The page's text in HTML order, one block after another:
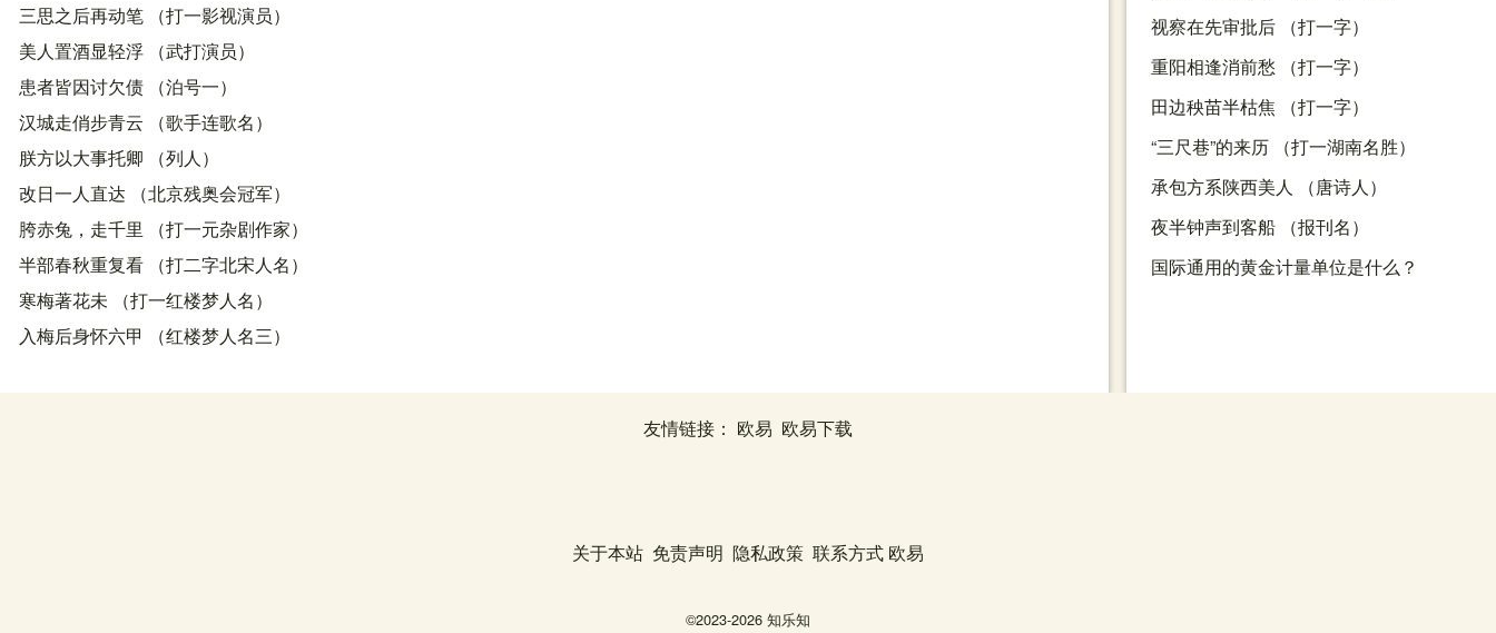
三思之后再动笔 （打一影视演员）
美人置酒显轻浮 （武打演员）
患者皆因讨欠债 （泊号一）
汉城走俏步青云 （歌手连歌名）
朕方以大事托卿 （列人）
改日一人直达 （北京残奥会冠军）
胯赤兔，走千里 （打一元杂剧作家）
半部春秋重复看 （打二字北宋人名）
寒梅著花未 （打一红楼梦人名）
入梅后身怀六甲 （红楼梦人名三）
视察在先审批后 （打一字）
重阳相逢消前愁 （打一字）
田边秧苗半枯焦 （打一字）
“三尺巷”的来历 （打一湖南名胜）
承包方系陕西美人 （唐诗人）
夜半钟声到客船 （报刊名）
国际通用的黄金计量单位是什么？
友情链接： 欧易 欧易下载
关于本站 免责声明 隐私政策 联系方式 欧易
©2023-2026 知乐知